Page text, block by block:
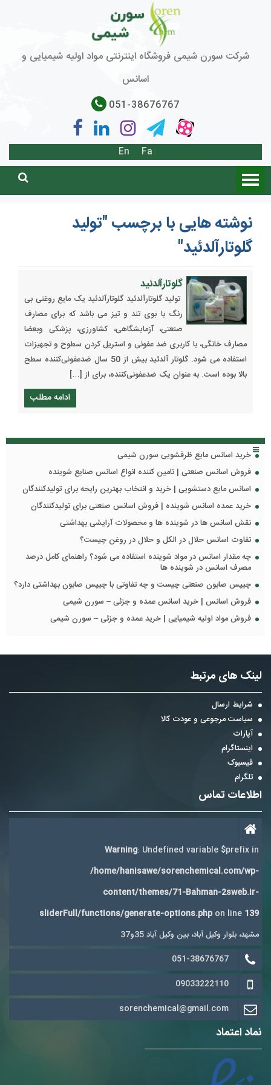
شرکت سورن شیمی فروشگاه اینترنتی مواد اولیه شیمیایی و
اسانس
051-38676767
Fa
En
نوشته هایی با برچسب "تولید
گلوتارآلدئید"
گلوتارآلدئید
تولید گلوتارآلدئید گلوتارآلدئید یک مایع روغنی بی
رنگ با بوی تند و تیز می باشد که برای مصارف
صنعتی، آزمایشگاهی، کشاورزی، پزشکی وبعضا
مصارف خانگی، با کاربری ضد عفونی و استریل کردن سطوح و تجهیزات
استفاده می شود. گلوتار آلدئید بیش از 50 سال ضدعفونی‌کننده سطح
بالا بوده است. به عنوان یک ضدعفونی‌کننده، برای از […]
ادامه مطلب
خرید اسانس مایع ظرفشویی سورن شیمی
فروش اسانس صنعتی | تامین کننده انواع اسانس صنایع شوینده
اسانس مایع دستشویی | خرید و انتخاب بهترین رایحه برای تولیدکنندگان
خرید عمده اسانس شوینده | فروش اسانس صنعتی برای تولیدکنندگان
نقش اسانس ها در شوینده ها و محصولات آرایشی بهداشتی
تفاوت اسانس حلال در الکل و حلال در روغن چیست؟
چه مقدار اسانس در مواد شوینده استفاده می شود؟ راهنمای کامل درصد
مصرف اسانس در شوینده ها
چیپس صابون صنعتی چیست و چه تفاوتی با چیپس صابون بهداشتی دارد؟
فروش اسانس | خرید اسانس عمده و جزئی – سورن شیمی
فروش مواد اولیه شیمیایی | خرید عمده و جزئی – سورن شیمی
لینک های مرتبط
شرایط ارسال
سیاست مرجوعی و عودت کالا
آپارات
اینستاگرام
فیسبوک
تلگرام
اطلاعات تماس
Warning: Undefined variable $prefix in
/home/hanisawe/sorenchemical.com/wp-
content/themes/71-Bahman-2sweb.ir-
sliderFull/functions/generate-options.php on line 139
مشهد، بلوار وکیل آباد، بین وکیل آباد 35و37
051-38676767
09033222110
sorenchemical@gmail.com
نماد اعتماد